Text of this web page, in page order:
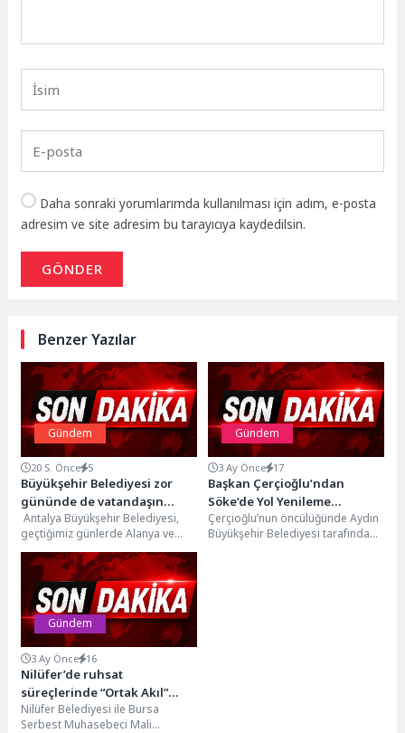
Daha sonraki yorumlarımda kullanılması için adım, e-posta
adresim ve site adresim bu tarayıcıya kaydedilsin.
GÖNDER
Benzer Yazılar
Gündem
20 S. Önce 5
Büyükşehir Belediyesi zor
gününde de vatandaşın
yanında
Antalya Büyükşehir Belediyesi,
geçtiğimiz günlerde Alanya ve
Gazipaşa’da gerçekleşen yangın
felaketinde zarar gören çiftçilere
plastik...
Gündem
3 Ay Önce 17
Başkan Çerçioğlu’ndan
Söke’de Yol Yenileme
Çalışması
Çerçioğlu’nun öncülüğünde Aydın
Büyükşehir Belediyesi tarafından
Gündem
3 Ay Önce 16
Nilüfer’de ruhsat
süreçlerinde “Ortak Akıl”
dönemi
Nilüfer Belediyesi ile Bursa
Serbest Muhasebeci Mali